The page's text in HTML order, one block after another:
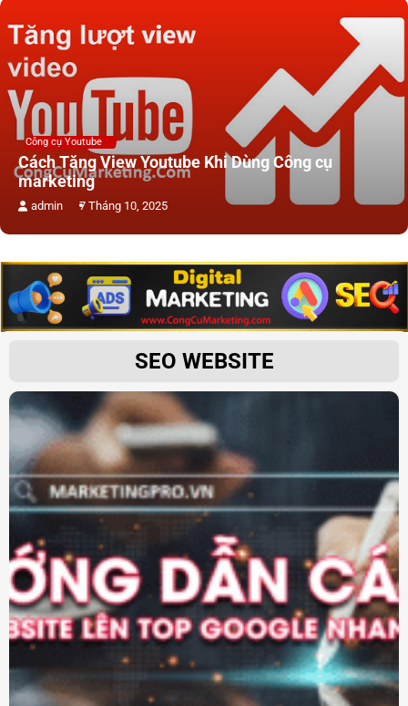
Công cụ Youtube
Cách Tăng View Youtube Khi Dùng Công cụ
marketing
admin 7 Tháng 10, 2025
SEO WEBSITE